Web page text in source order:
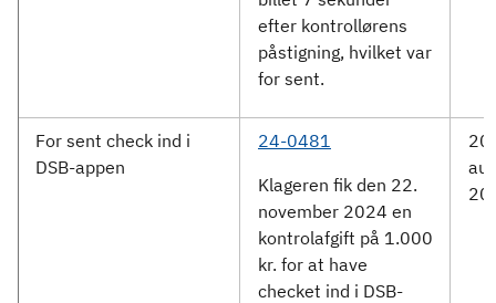
efter kontrollørens
påstigning, hvilket var
for sent.
For sent check ind i
DSB-appen
24-0481
Klageren fik den 22.
november 2024 en
kontrolafgift på 1.000
kr. for at have
checket ind i DSB-
20.